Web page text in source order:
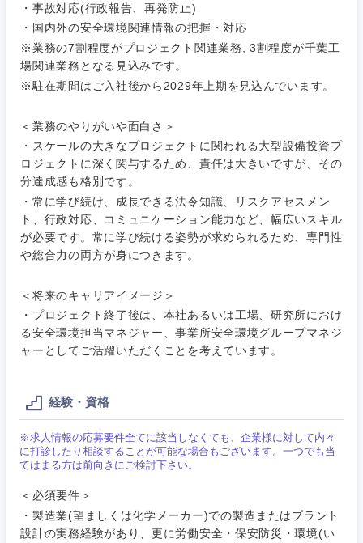
・事故対応(行政報告、再発防止)
・国内外の安全環境関連情報の把握・対応
※業務の7割程度がプロジェクト関連業務, 3割程度が千葉工
場関連業務となる見込みです。
※駐在期間はご入社後から2029年上期を見込んでいます。
＜業務のやりがいや面白さ＞
・スケールの大きなプロジェクトに関われる大型設備投資プ
ロジェクトに深く関与するため、責任は大きいですが、その
分達成感も格別です。
・常に学び続け、成長できる法令知識、リスクアセスメン
ト、行政対応、コミュニケーション能力など、幅広いスキル
が必要です。常に学び続ける姿勢が求められるため、専門性
や総合力の両方が身につきます。
＜将来のキャリアイメージ＞
・プロジェクト終了後は、本社あるいは工場、研究所におけ
る安全環境担当マネジャー、事業所安全環境グループマネジ
ャーとしてご活躍いただくことを考えています。
経験・資格
※求人情報の応募要件全てに該当しなくても、企業様に対して内々
に打診したり相談することが可能な場合もございます。一つでも当
てはまる方は前向きにご検討下さい。
＜必須要件＞
・製造業(望ましくは化学メーカー)での製造またはプラント
設計の実務経験があり、更に労働安全・保安防災・環境(い
SCM
人事
マーケテ
ィング
営業
サービス
クリエイ
コンサル
タント
技術職
Webサー
ビス・制
作、ゲー
技術職
新規事業企画・立上げ
M&A・事業投資
経営企画
政策渉外
その他企画業務
人事
マーケティング
サービス
クリエイティブ
コンサルタント
技術職（IT）、Webサービス・制作、ゲーム
技術職（モノづくり）
金融専門職
メディカル
建設・施工管理
電気・電子・半導体
素材・化学・金属
メディカル・ヘルスケア・ライフサイエンス
金融
建設・不動産
倉庫・運輸・物流
小売・通販・外食
IT・通信
WEBサービス
宮城県
福島県
フリーワード
こだわり条件を入力ください
急募 第二新卒
上場企業
スタートアップ企
業
転勤なし 海外勤務あり